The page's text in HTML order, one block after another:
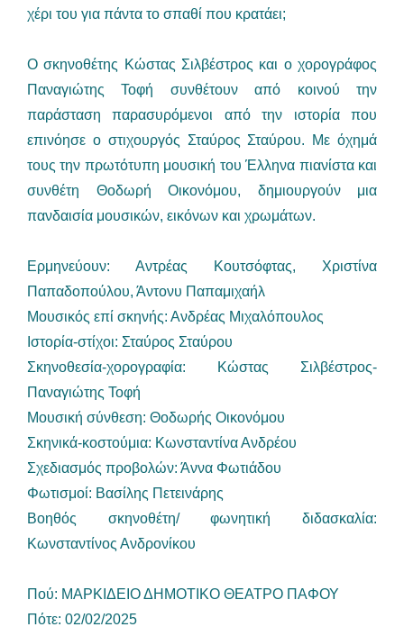
χέρι του για πάντα το σπαθί που κρατάει;
Ο σκηνοθέτης Κώστας Σιλβέστρος και ο χορογράφος
Παναγιώτης Τοφή συνθέτουν από κοινού την
παράσταση παρασυρόμενοι από την ιστορία που
επινόησε ο στιχουργός Σταύρος Σταύρου. Με όχημά
τους την πρωτότυπη μουσική του Έλληνα πιανίστα και
συνθέτη Θοδωρή Οικονόμου, δημιουργούν μια
πανδαισία μουσικών, εικόνων και χρωμάτων.
Ερμηνεύουν: Αντρέας Κουτσόφτας, Χριστίνα
Παπαδοπούλου, Άντονυ Παπαμιχαήλ
Μουσικός επί σκηνής: Ανδρέας Μιχαλόπουλος
Ιστορία-στίχοι: Σταύρος Σταύρου
Σκηνοθεσία-χορογραφία: Κώστας Σιλβέστρος-
Παναγιώτης Τοφή
Μουσική σύνθεση: Θοδωρής Οικονόμου
Σκηνικά-κοστούμια: Κωνσταντίνα Ανδρέου
Σχεδιασμός προβολών: Άννα Φωτιάδου
Φωτισμοί: Βασίλης Πετεινάρης
Βοηθός σκηνοθέτη/ φωνητική διδασκαλία:
Κωνσταντίνος Ανδρονίκου
Πού: ΜΑΡΚΙΔΕΙΟ ΔΗΜΟΤΙΚΟ ΘΕΑΤΡΟ ΠΑΦΟΥ
Πότε: 02/02/2025